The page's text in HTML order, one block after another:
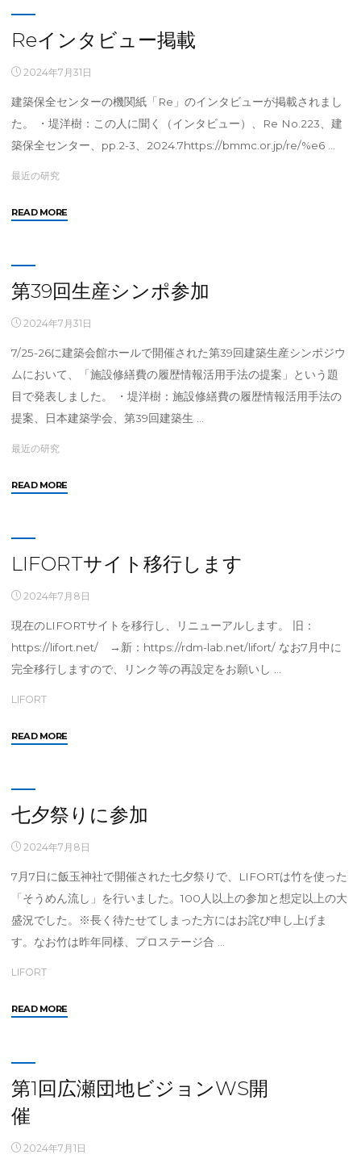
会
発
Reインタビュー掲載
2024年7月31日
建築保全センターの機関紙「Re」のインタビューが掲載されまし
た。 ・堤洋樹：この人に聞く（インタビュー）、Re No.223、建
築保全センター、pp.2-3、2024.7https://bmmc.or.jp/re/%e6 …
最近の研究
READ MORE"Re
ビ
ュ
ー
載"
第39回生産シンポ参加
2024年7月31日
7/25-26に建築会館ホールで開催された第39回建築生産シンポジウ
ムにおいて、「施設修繕費の履歴情報活用手法の提案」という題
目で発表しました。 ・堤洋樹：施設修繕費の履歴情報活用手法の
提案、日本建築学会、第39回建築生 …
最近の研究
READ MORE"第
産
シ
ン
参
加"
LIFORTサイト移行します
2024年7月8日
現在のLIFORTサイトを移行し、リニューアルします。 旧：
https://lifort.net/ →新：https://rdm-lab.net/lifort/ なお7月中に
完全移行しますので、リンク等の再設定をお願いし …
LIFORT
READ MORE"LIFORT
移
行
し
す"
七夕祭りに参加
2024年7月8日
7月7日に飯玉神社で開催された七夕祭りで、LIFORTは竹を使った
「そうめん流し」を行いました。100人以上の参加と想定以上の大
盛況でした。※長く待たせてしまった方にはお詫び申し上げま
す。なお竹は昨年同様、プロステージ合 …
LIFORT
READ MORE"七
に
参
第1回広瀬団地ビジョンWS開
催
2024年7月1日